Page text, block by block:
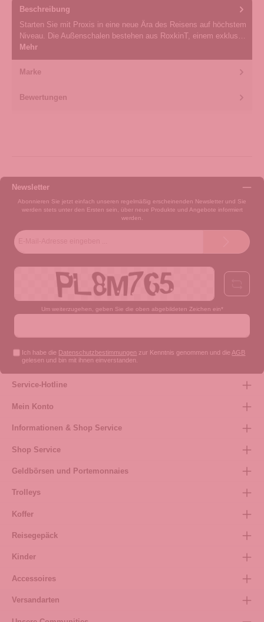
Beschreibung
Starten Sie mit Proxis in eine neue Ära des Reisens auf höchstem
Niveau. Die Außenschalen bestehen aus RoxkinT, einem exklus…
Mehr
Marke
Bewertungen
Newsletter
Abonnieren Sie jetzt einfach unseren regelmäßig erscheinenden Newsletter und Sie
werden stets unter den Ersten sein, über neue Produkte und Angebote informiert
werden.
Um weiterzugehen, geben Sie die oben abgebildeten Zeichen ein*
Ich habe die Datenschutzbestimmungen zur Kenntnis genommen und die AGB
gelesen und bin mit ihnen einverstanden.
Service-Hotline
Mein Konto
Informationen & Shop Service
Shop Service
Geldbörsen und Portemonnaies
Trolleys
Koffer
Reisegepäck
Kinder
Accessoires
Versandarten